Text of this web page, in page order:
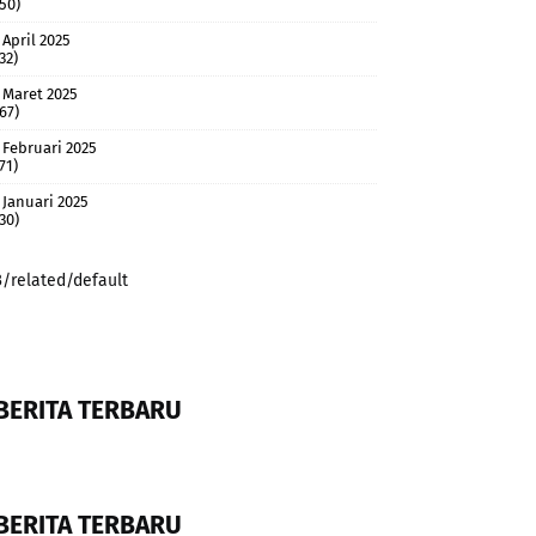
April 2025
Maret 2025
Februari 2025
Januari 2025
related/default
TERBARU
TERBARU